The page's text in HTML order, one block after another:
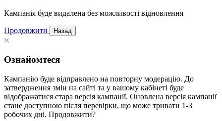
Кампанія буде видалена без можливості відновлення
Продовжити Назад
Ознайомтеся
Кампанію буде відправлено на повторну модерацію. До
затвердження змін на сайті та у вашому кабінеті буде
відображатися стара версія кампанії. Оновлена версія кампанії
стане доступною після перевірки, що може тривати 1-3
робочих дні. Продовжити?